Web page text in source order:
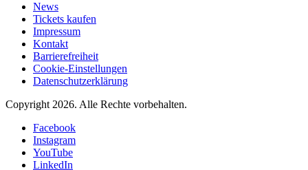
News
Tickets kaufen
Impressum
Kontakt
Barrierefreiheit
Cookie-Einstellungen
Datenschutzerklärung
Copyright 2026. Alle Rechte vorbehalten.
Facebook
Instagram
YouTube
LinkedIn